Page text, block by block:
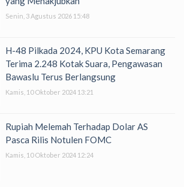
Senin, 3 Agustus 2026 15:48
H-48 Pilkada 2024, KPU Kota Semarang
Terima 2.248 Kotak Suara, Pengawasan
Bawaslu Terus Berlangsung
Kamis, 10 Oktober 2024 13:21
Rupiah Melemah Terhadap Dolar AS
Pasca Rilis Notulen FOMC
Kamis, 10 Oktober 2024 12:24